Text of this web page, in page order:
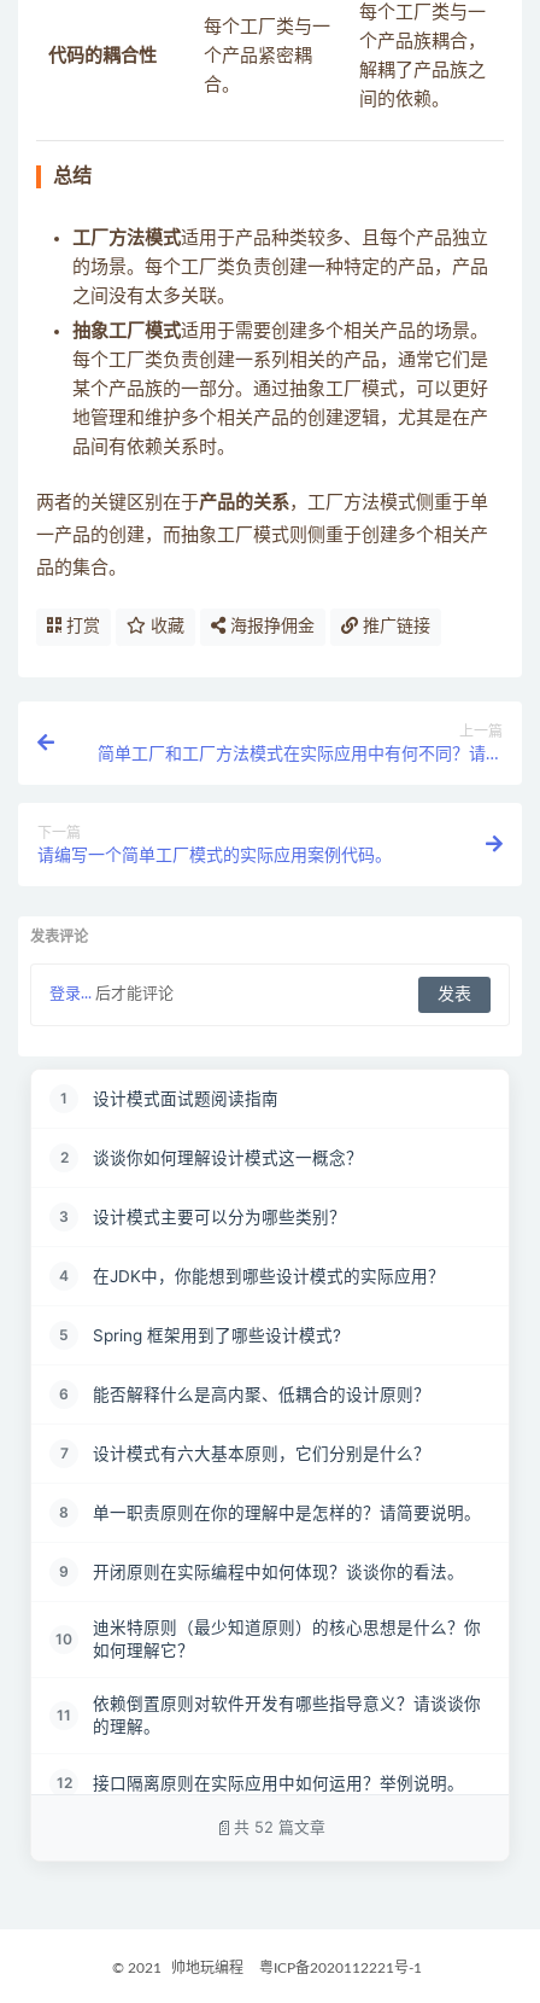
代码的耦合性
每个工厂类与一
个产品紧密耦
合。
每个工厂类与一
个产品族耦合，
解耦了产品族之
间的依赖。
总结
工厂方法模式适用于产品种类较多、且每个产品独立
的场景。每个工厂类负责创建一种特定的产品，产品
之间没有太多关联。
抽象工厂模式适用于需要创建多个相关产品的场景。
每个工厂类负责创建一系列相关的产品，通常它们是
某个产品族的一部分。通过抽象工厂模式，可以更好
地管理和维护多个相关产品的创建逻辑，尤其是在产
品间有依赖关系时。
两者的关键区别在于产品的关系，工厂方法模式侧重于单
一产品的创建，而抽象工厂模式则侧重于创建多个相关产
品的集合。
打赏 收藏 海报挣佣金 推广链接
上一篇
简单工厂和工厂方法模式在实际应用中有何不同？请举
下一篇
请编写一个简单工厂模式的实际应用案例代码。
发表评论
登录... 后才能评论
1 设计模式面试题阅读指南
2 谈谈你如何理解设计模式这一概念？
3 设计模式主要可以分为哪些类别？
4 在JDK中，你能想到哪些设计模式的实际应用？
5 Spring 框架用到了哪些设计模式?
6 能否解释什么是高内聚、低耦合的设计原则？
7 设计模式有六大基本原则，它们分别是什么？
8 单一职责原则在你的理解中是怎样的？请简要说明。
9 开闭原则在实际编程中如何体现？谈谈你的看法。
10
迪米特原则（最少知道原则）的核心思想是什么？你
如何理解它？
11
依赖倒置原则对软件开发有哪些指导意义？请谈谈你
的理解。
12 接口隔离原则在实际应用中如何运用？举例说明。
里氏替换原则在面向对象设计中的作用是什么？请简
共 52 篇文章
© 2021 帅地玩编程 粤ICP备2020112221号-1